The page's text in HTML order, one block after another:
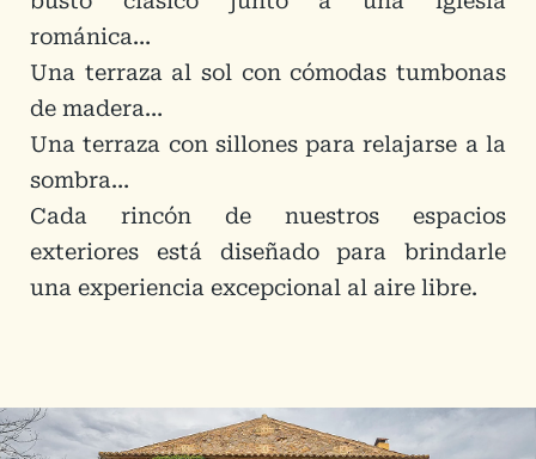
románica…
Una terraza al sol con cómodas tumbonas
de madera…
Una terraza con sillones para relajarse a la
sombra…
Cada rincón de nuestros espacios
exteriores está diseñado para brindarle
una experiencia excepcional al aire libre.